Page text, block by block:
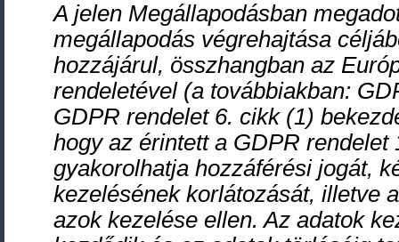
A jelen Megállapodásban
megállapodás végrehajtása
hozzájárul, összhangban az
rendeletével (a továbbiakban:
GDPR rendelet 6. cikk (1)
hogy az érintett a GDPR
gyakorolhatja hozzáférési jogát,
kezelésének korlátozását, illetve
azok kezelése ellen. Az adatok